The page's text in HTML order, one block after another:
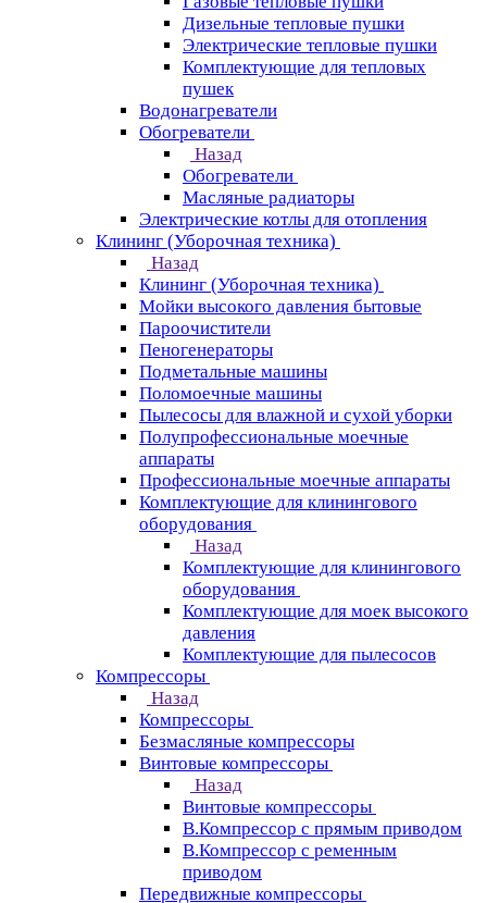
Дизельные тепловые пушки
Электрические тепловые пушки
Комплектующие для тепловых
пушек
Водонагреватели
Обогреватели
Назад
Обогреватели
Масляные радиаторы
Электрические котлы для отопления
Клининг (Уборочная техника)
Назад
Клининг (Уборочная техника)
Мойки высокого давления бытовые
Пароочистители
Пеногенераторы
Подметальные машины
Поломоечные машины
Пылесосы для влажной и сухой уборки
Полупрофессиональные моечные
аппараты
Профессиональные моечные аппараты
Комплектующие для клинингового
оборудования
Назад
Комплектующие для клинингового
оборудования
Комплектующие для моек высокого
давления
Комплектующие для пылесосов
Компрессоры
Назад
Компрессоры
Безмасляные компрессоры
Винтовые компрессоры
Назад
Винтовые компрессоры
В.Компрессор с прямым приводом
В.Компрессор с ременным
приводом
Передвижные компрессоры